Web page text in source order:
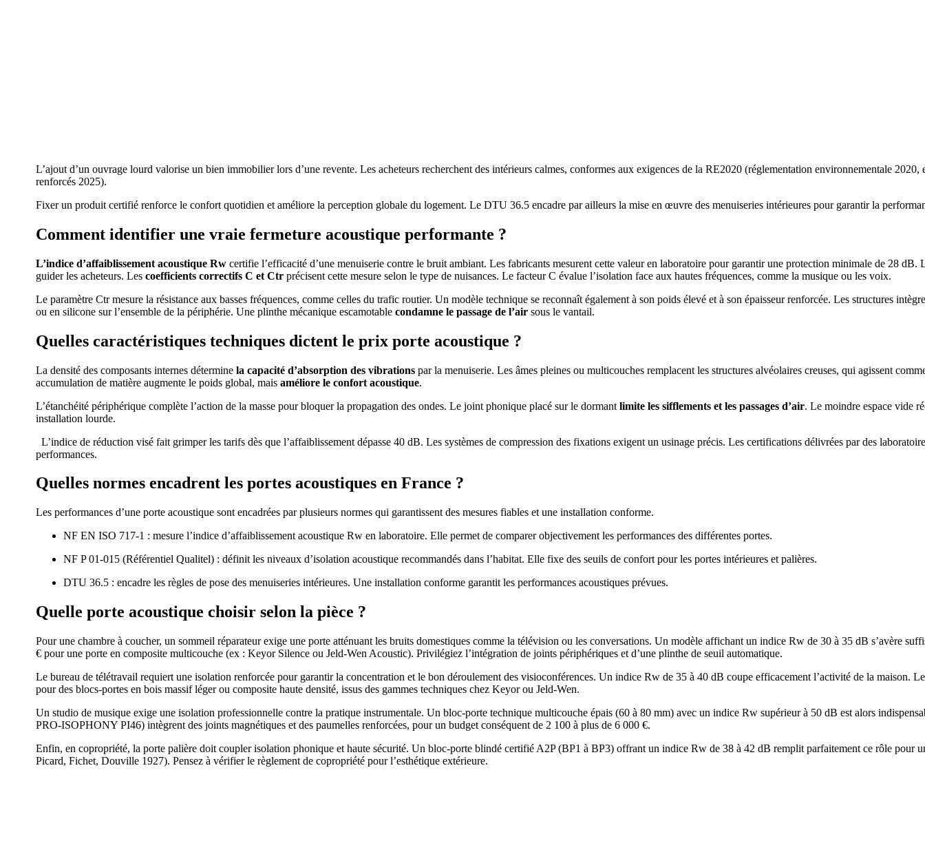
L’ajout d’un ouvrage lourd valorise un bien immobilier lors d’une revente. Les acheteurs recherchent des intérieurs calmes, conformes aux exigences de la RE2020 (réglementation environnementale 2020,
renforcés 2025).
Fixer un produit certifié renforce le confort quotidien et améliore la perception globale du logement. Le DTU 36.5 encadre par ailleurs la mise en œuvre des menuiseries intérieures pour garantir la
Comment identifier une vraie fermeture acoustique performante ?
L’indice d’affaiblissement acoustique Rw certifie l’efficacité d’une menuiserie contre le bruit ambiant. Les fabricants mesurent cette valeur en laboratoire pour garantir une protection minimale de 28 dB.
guider les acheteurs. Les coefficients correctifs C et Ctr précisent cette mesure selon le type de nuisances. Le facteur C évalue l’isolation face aux hautes fréquences, comme la musique ou les voix.
Le paramètre Ctr mesure la résistance aux basses fréquences, comme celles du trafic routier. Un modèle technique se reconnaît également à son poids élevé et à son épaisseur renforcée. Les structures
ou en silicone sur l’ensemble de la périphérie. Une plinthe mécanique escamotable condamne le passage de l’air sous le vantail.
Quelles caractéristiques techniques dictent le prix porte acoustique ?
La densité des composants internes détermine la capacité d’absorption des vibrations par la menuiserie. Les âmes pleines ou multicouches remplacent les structures alvéolaires creuses, qui agissent
accumulation de matière augmente le poids global, mais améliore le confort acoustique.
L’étanchéité périphérique complète l’action de la masse pour bloquer la propagation des ondes. Le joint phonique placé sur le dormant limite les sifflements et les passages d’air. Le moindre espace vide
installation lourde.
L’indice de réduction visé fait grimper les tarifs dès que l’affaiblissement dépasse 40 dB. Les systèmes de compression des fixations exigent un usinage précis. Les certifications délivrées par des
performances.
Quelles normes encadrent les portes acoustiques en France ?
Les performances d’une porte acoustique sont encadrées par plusieurs normes qui garantissent des mesures fiables et une installation conforme.
NF EN ISO 717-1 : mesure l’indice d’affaiblissement acoustique Rw en laboratoire. Elle permet de comparer objectivement les performances des différentes portes.
NF P 01-015 (Référentiel Qualitel) : définit les niveaux d’isolation acoustique recommandés dans l’habitat. Elle fixe des seuils de confort pour les portes intérieures et palières.
DTU 36.5 : encadre les règles de pose des menuiseries intérieures. Une installation conforme garantit les performances acoustiques prévues.
Quelle porte acoustique choisir selon la pièce ?
Pour une chambre à coucher, un sommeil réparateur exige une porte atténuant les bruits domestiques comme la télévision ou les conversations. Un modèle affichant un indice Rw de 30 à 35 dB s’avère
€ pour une porte en composite multicouche (ex : Keyor Silence ou Jeld-Wen Acoustic). Privilégiez l’intégration de joints périphériques et d’une plinthe de seuil automatique.
Le bureau de télétravail requiert une isolation renforcée pour garantir la concentration et le bon déroulement des visioconférences. Un indice Rw de 35 à 40 dB coupe efficacement l’activité de la maison.
pour des blocs-portes en bois massif léger ou composite haute densité, issus des gammes techniques chez Keyor ou Jeld-Wen.
Un studio de musique exige une isolation professionnelle contre la pratique instrumentale. Un bloc-porte technique multicouche épais (60 à 80 mm) avec un indice Rw supérieur à 50 dB est alors
PRO-ISOPHONY PI46) intègrent des joints magnétiques et des paumelles renforcées, pour un budget conséquent de 2 100 à plus de 6 000 €.
Enfin, en copropriété, la porte palière doit coupler isolation phonique et haute sécurité. Un bloc-porte blindé certifié A2P (BP1 à BP3) offrant un indice Rw de 38 à 42 dB remplit parfaitement ce rôle pour
Picard, Fichet, Douville 1927). Pensez à vérifier le règlement de copropriété pour l’esthétique extérieure.